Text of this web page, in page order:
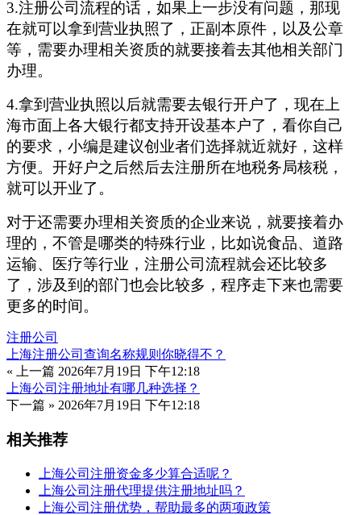
3.注册公司流程的话，如果上一步没有问题，那现
在就可以拿到营业执照了，正副本原件，以及公章
等，需要办理相关资质的就要接着去其他相关部门
办理。
4.拿到营业执照以后就需要去银行开户了，现在上
海市面上各大银行都支持开设基本户了，看你自己
的要求，小编是建议创业者们选择就近就好，这样
方便。开好户之后然后去注册所在地税务局核税，
就可以开业了。
对于还需要办理相关资质的企业来说，就要接着办
理的，不管是哪类的特殊行业，比如说食品、道路
运输、医疗等行业，注册公司流程就会还比较多
了，涉及到的部门也会比较多，程序走下来也需要
更多的时间。
注册公司
上海注册公司查询名称规则你晓得不？
« 上一篇 2026年7月19日 下午12:18
上海公司注册地址有哪几种选择？
下一篇 » 2026年7月19日 下午12:18
相关推荐
上海公司注册资金多少算合适呢？
上海公司注册代理提供注册地址吗？
上海公司注册优势，帮助最多的两项政策